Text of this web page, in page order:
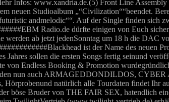
Infos: www.xandria.de.(5) Front Line
neuen Studioalbum „“Civilization““beendet.
andmelodic““. Auf der Single finden sich
Radio.de dürfte einigen von Euch
ab jetzt jedenSonntag um 18 h die DAC
ist der Name des neuen
Jahres sollen die ersten Songs fertig seinund
von Endless Booking & Promotion
nun auch ARMAGEDDONDILDOS,
natürlich alle Tourdaten findet Ihr
böse Bruder von THE FAIR SEX, hatendlich